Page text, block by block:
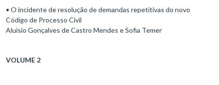
• O incidente de resolução de demandas repetitivas do novo
Código de Processo Civil
Aluisio Gonçalves de Castro Mendes e Sofia Temer
VOLUME 2